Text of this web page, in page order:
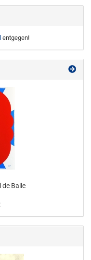
entgegen!
de Balle